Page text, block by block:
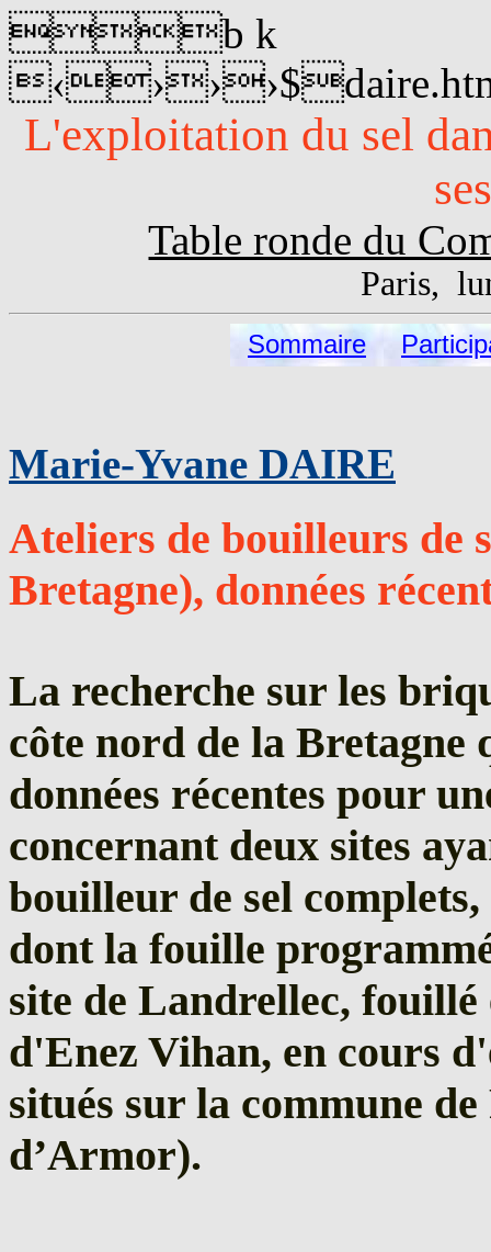
b k
L'exploitation du sel
Table ronde du
Paris,
Sommaire
Marie-Yvane DAIRE
Ateliers de bouilleurs de
Bretagne), données
La recherche sur les
côte nord de la Bretagne
données récentes pour
concernant deux sites
bouilleur de sel
dont la fouille
site de Landrellec, fouillé
d'Enez Vihan, en cours
situés sur la commune
d’Armor).